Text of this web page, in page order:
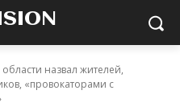
назвал жителей,
«провокаторами с